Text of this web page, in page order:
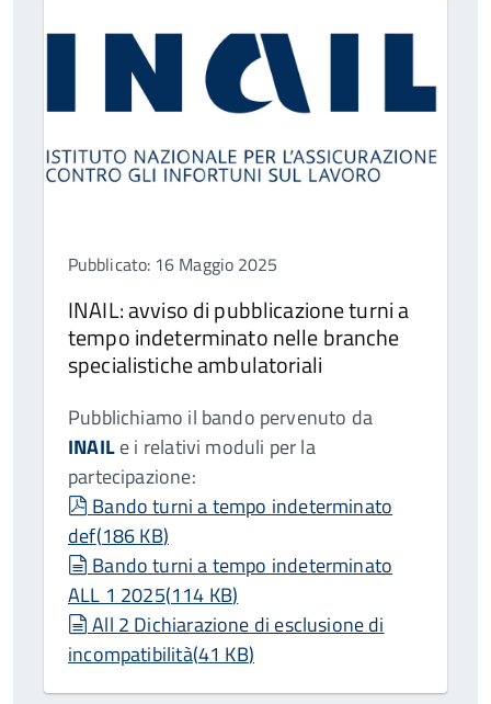
Pubblicato: 16 Maggio 2025
INAIL: avviso di pubblicazione turni a
tempo indeterminato nelle branche
specialistiche ambulatoriali
Pubblichiamo il bando pervenuto da
INAILe i relativi moduli per la
partecipazione:
pdf
Bando turni a tempo indeterminato
def(186 KB)
document
Bando turni a tempo indeterminato
ALL 1 2025(114 KB)
document
All 2 Dichiarazione di esclusione di
incompatibilità(41 KB)